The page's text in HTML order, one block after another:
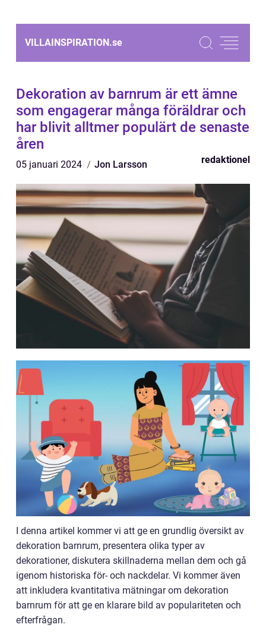
VILLAINSPIRATION.se
Dekoration av barnrum är ett ämne
som engagerar många föräldrar och
har blivit alltmer populärt de senaste
åren
05 januari 2024 Jon Larsson redaktionel
I denna artikel kommer vi att ge en grundlig översikt av
dekoration barnrum, presentera olika typer av
dekorationer, diskutera skillnaderna mellan dem och gå
igenom historiska för- och nackdelar. Vi kommer även
att inkludera kvantitativa mätningar om dekoration
barnrum för att ge en klarare bild av populariteten och
efterfrågan.